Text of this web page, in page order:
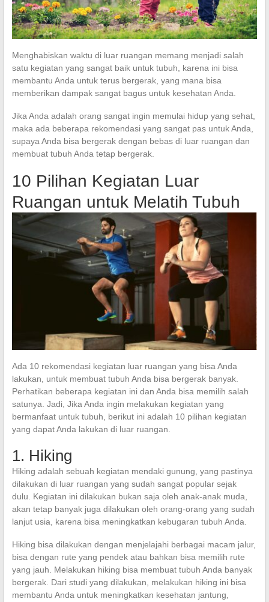
Menghabiskan waktu di luar ruangan memang menjadi salah
satu kegiatan yang sangat baik untuk tubuh, karena ini bisa
membantu Anda untuk terus bergerak, yang mana bisa
memberikan dampak sangat bagus untuk kesehatan Anda.
Jika Anda adalah orang sangat ingin memulai hidup yang sehat,
maka ada beberapa rekomendasi yang sangat pas untuk Anda,
supaya Anda bisa bergerak dengan bebas di luar ruangan dan
membuat tubuh Anda tetap bergerak.
10 Pilihan Kegiatan Luar
Ruangan untuk Melatih Tubuh
Ada 10 rekomendasi kegiatan luar ruangan yang bisa Anda
lakukan, untuk membuat tubuh Anda bisa bergerak banyak.
Perhatikan beberapa kegiatan ini dan Anda bisa memilih salah
satunya. Jadi, Jika Anda ingin melakukan kegiatan yang
bermanfaat untuk tubuh, berikut ini adalah 10 pilihan kegiatan
yang dapat Anda lakukan di luar ruangan.
1. Hiking
Hiking adalah sebuah kegiatan mendaki gunung, yang pastinya
dilakukan di luar ruangan yang sudah sangat popular sejak
dulu. Kegiatan ini dilakukan bukan saja oleh anak-anak muda,
akan tetap banyak juga dilakukan oleh orang-orang yang sudah
lanjut usia, karena bisa meningkatkan kebugaran tubuh Anda.
Hiking bisa dilakukan dengan menjelajahi berbagai macam jalur,
bisa dengan rute yang pendek atau bahkan bisa memilih rute
yang jauh. Melakukan hiking bisa membuat tubuh Anda banyak
bergerak. Dari studi yang dilakukan, melakukan hiking ini bisa
membantu Anda untuk meningkatkan kesehatan jantung,